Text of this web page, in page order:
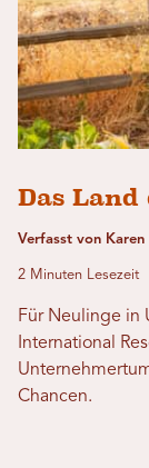
Das Land
Verfasst von Karen
2 Minuten Lesezeit
Für Neulinge in
International
Chancen.